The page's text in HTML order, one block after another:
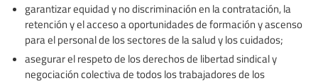
garantizar equidad y no discriminación en la contratación, la
retención y el acceso a oportunidades de formación y ascenso
para el personal de los sectores de la salud y los cuidados;
asegurar el respeto de los derechos de libertad sindical y
negociación colectiva de todos los trabajadores de los